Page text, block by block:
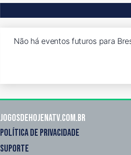
Não há eventos futuros para
Jogosdehojenatv.com.br
POLÍTICA DE PRIVACIDADE
SUPORTE